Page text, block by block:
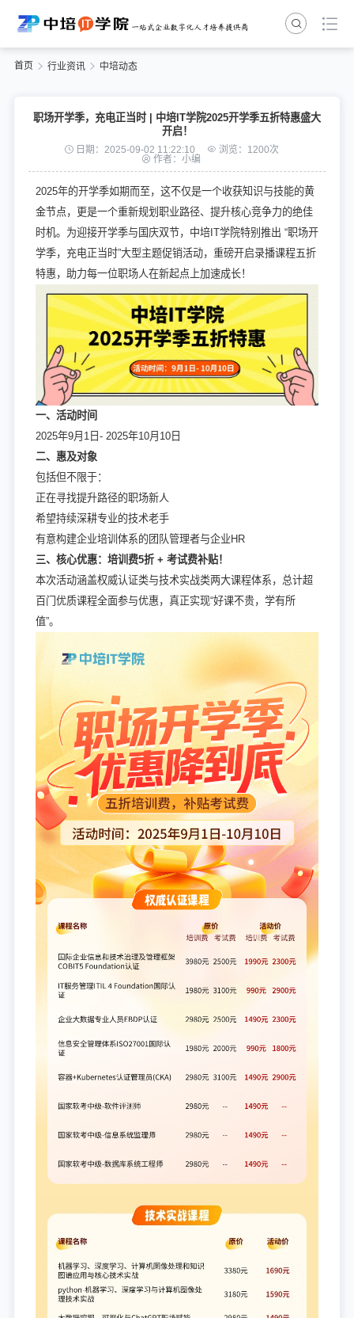
首页 行业资讯 中培动态
职场开学季，充电正当时 | 中培IT学院2025开学季五折特惠盛大
开启！
日期：2025-09-02 11:22:10
浏览：1200次
作者：小编
2025年的开学季如期而至，这不仅是一个收获知识与技能的黄
金节点，更是一个重新规划职业路径、提升核心竞争力的绝佳
时机。为迎接开学季与国庆双节，中培IT学院特别推出 “职场开
学季，充电正当时”大型主题促销活动，重磅开启录播课程五折
特惠，助力每一位职场人在新起点上加速成长！
一、活动时间
2025年9月1日- 2025年10月10日
二、惠及对象
包括但不限于：
正在寻找提升路径的职场新人
希望持续深耕专业的技术老手
有意构建企业培训体系的团队管理者与企业HR
三、核心优惠：培训费5折 + 考试费补贴！
本次活动涵盖权威认证类与技术实战类两大课程体系，总计超
百门优质课程全面参与优惠，真正实现“好课不贵，学有所
值”。